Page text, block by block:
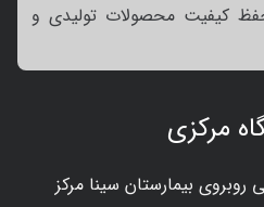
مرکزی
روبروی بیمارستان سینا مرکز
کیفیت محصولات تولیدی و